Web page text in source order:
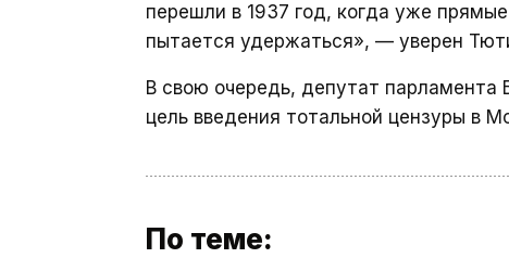
перешли в 1937 год, когда уже
пытается удержаться», — уверен
В свою очередь, депутат парламента
цель введения тотальной цензуры в
По теме: